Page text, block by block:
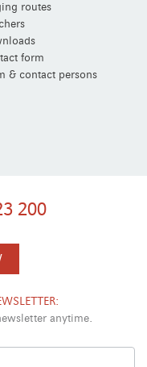
routes
form
& contact persons
200
anytime.